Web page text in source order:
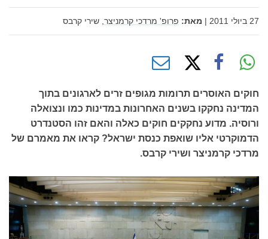
27 ביולי 2011 | מאת: פרופ' מרדכי קרמניצר, שירי קרבס
חוקים האוסרים תרומות מגופים זרים לארגונים בתוך
המדינה נחקקו בשנים האחרונות במדינות כמו ונצואלה
ורוסיה. מדוע נחקקים חוקים כאלה והאם זהו הסטנדרט
הדמוקרטי אליו שואפת כנסת ישראל? קראו את מאמרם של
מרדכי קרמניצר ושירי קרבס.